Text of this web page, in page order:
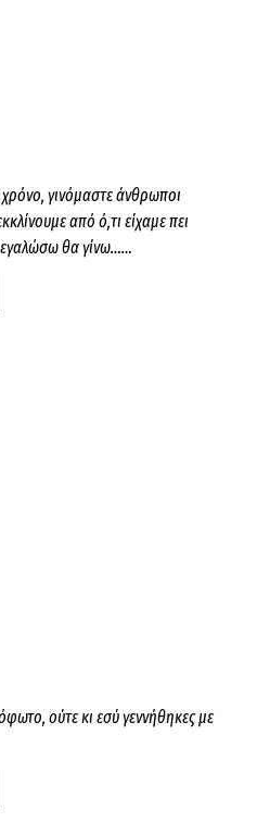
γινόμαστε άνθρωποι
από ό,τι είχαμε πει
θα γίνω……
ούτε κι εσύ γεννήθηκες με